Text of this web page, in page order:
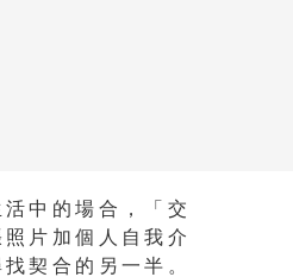
中的場合，「交
片加個人自我介
契合的另一半。